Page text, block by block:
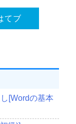
てブ
[Wordの基本